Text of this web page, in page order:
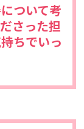
ついて考
さった担
ちでいっ